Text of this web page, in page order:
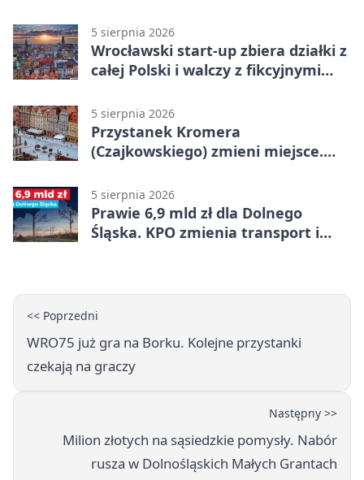
5 sierpnia 2026
Wrocławski start-up zbiera działki z
całej Polski i walczy z fikcyjnymi
5 sierpnia 2026
Przystanek Kromera
(Czajkowskiego) zmieni miejsce.
5 sierpnia 2026
Prawie 6,9 mld zł dla Dolnego
Śląska. KPO zmienia transport i
<< Poprzedni
WRO75 już gra na Borku. Kolejne przystanki
czekają na graczy
Następny >>
Milion złotych na sąsiedzkie pomysły. Nabór
rusza w Dolnośląskich Małych Grantach